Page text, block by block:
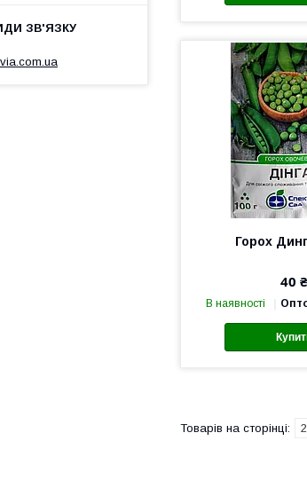
Горох
40 ₴
В наявності